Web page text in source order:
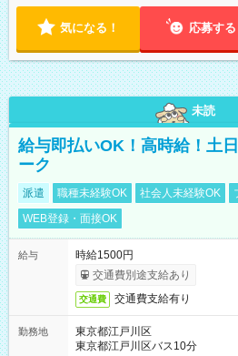
気になる！ 応募する
未読
給与即払いOK！高時給！土
ーク
派遣 職種未経験OK 社会人未経験OK
WEB登録・面接OK
給与
時給1500円
交通費別途支給あり
交通費 交通費支給有り
勤務地
東京都江戸川区
東京都江戸川区バス10分